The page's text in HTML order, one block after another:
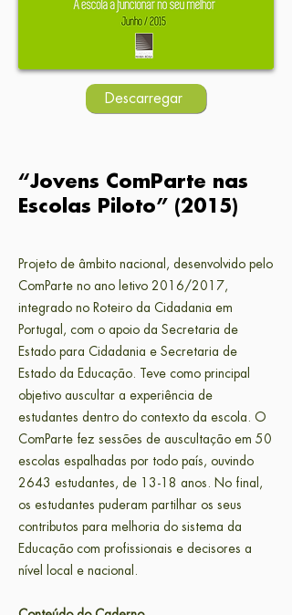
Descarregar
“Jovens ComParte nas
Escolas Piloto” (2015)
Projeto de âmbito nacional, desenvolvido pelo
ComParte no ano letivo 2016/2017,
integrado no Roteiro da Cidadania em
Portugal, com o apoio da Secretaria de
Estado para Cidadania e Secretaria de
Estado da Educação. Teve como principal
objetivo auscultar a experiência de
estudantes dentro do contexto da escola. O
ComParte fez sessões de auscultação em 50
escolas espalhadas por todo país, ouvindo
2643 estudantes, de 13-18 anos. No final,
os estudantes puderam partilhar os seus
contributos para melhoria do sistema da
Educação com profissionais e decisores a
nível local e nacional.